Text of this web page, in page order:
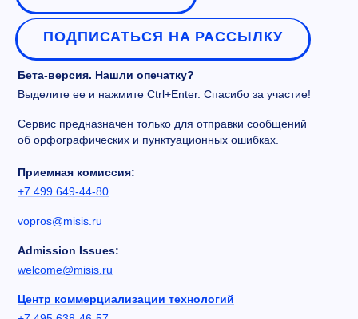
ПОДПИСАТЬСЯ НА РАССЫЛКУ
Бета-версия. Нашли опечатку?
Выделите ее и нажмите Ctrl+Enter. Спасибо за участие!
Сервис предназначен только для отправки сообщений
об орфографических и пунктуационных ошибках.
Приемная комиссия:
+7 499 649-44-80
vopros@misis.ru
Admission Issues:
welcome@misis.ru
Центр коммерциализации технологий